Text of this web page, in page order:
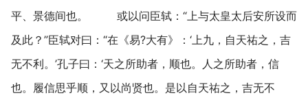
平、景德间也。 或以问臣轼：“上与太皇太后安所设而
及此？”臣轼对曰：“在《易?大有》：‘上九，自天祐之，吉
无不利。’孔子曰：‘天之所助者，顺也。人之所助者，信
也。履信思乎顺，又以尚贤也。是以自天祐之，吉无不